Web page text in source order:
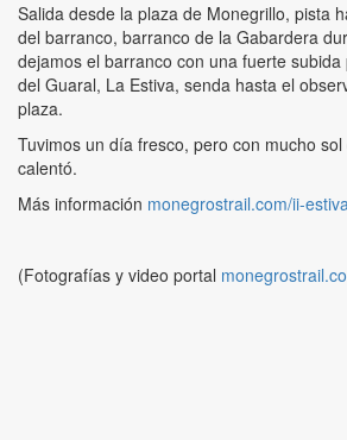
Salida desde la plaza de Monegrillo, pista
del barranco, barranco de la Gabardera
dejamos el barranco con una fuerte
del Guaral, La Estiva, senda hasta el
plaza.
Tuvimos un día fresco, pero con mucho
calentó.
Más información monegrostrail.com/ii-
(Fotografías y video portal